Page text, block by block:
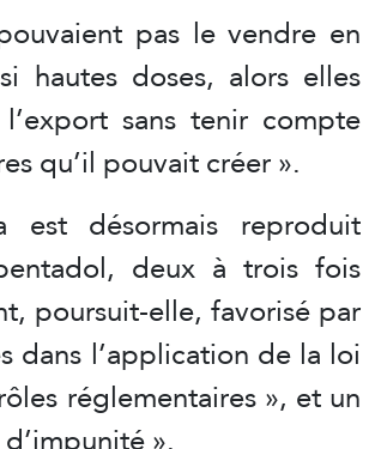
pas le vendre en
hautes doses, alors elles
sans tenir compte
qu’il pouvait créer ».
est désormais reproduit
deux à trois fois
poursuit-elle, favorisé par
dans l’application de la loi
réglementaires », et un